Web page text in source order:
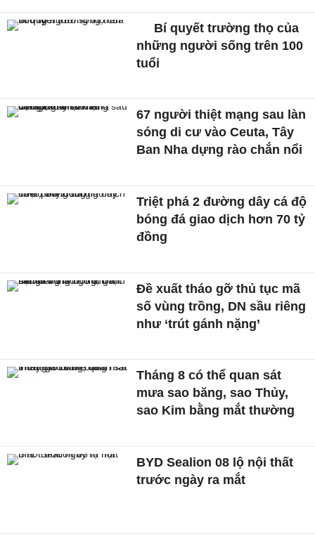
Bí quyết trường thọ của
những người sống trên 100
tuổi
67 người thiệt mạng sau làn
sóng di cư vào Ceuta, Tây
Ban Nha dựng rào chắn nổi
Triệt phá 2 đường dây cá độ
bóng đá giao dịch hơn 70 tỷ
đồng
Đề xuất tháo gỡ thủ tục mã
số vùng trồng, DN sầu riêng
như ‘trút gánh nặng’
Tháng 8 có thể quan sát
mưa sao băng, sao Thủy,
sao Kim bằng mắt thường
BYD Sealion 08 lộ nội thất
trước ngày ra mắt